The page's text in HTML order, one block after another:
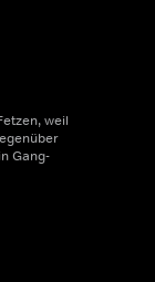
weil
Gang-